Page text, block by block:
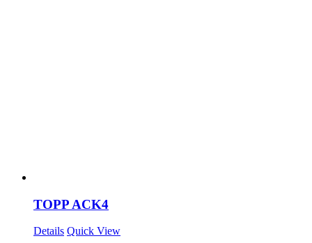
TOPP ACK4
Details Quick View